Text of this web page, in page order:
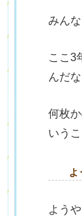
みん
ここ3
んだ
何枚
いう
よ
よう